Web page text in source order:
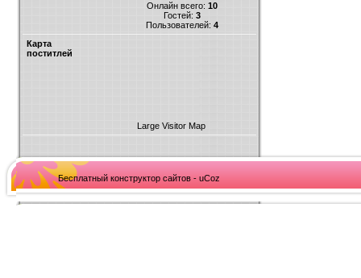
Онлайн всего: 10
Гостей: 3
Пользователей: 4
Карта
поститлей
Large Visitor Map
Бесплатный конструктор сайтов - uCoz